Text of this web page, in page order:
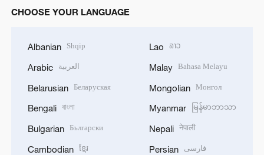
CHOOSE YOUR LANGUAGE
Albanian Shqip
Arabic العربية
Belarusian Беларуская
Bengali বাংলা
Bulgarian Български
Cambodian ខ្មែរ
Lao ລາວ
Malay Bahasa Melayu
Mongolian Монгол
Myanmar မြန်မာဘာသာ
Nepali नेपाली
Persian فارسی